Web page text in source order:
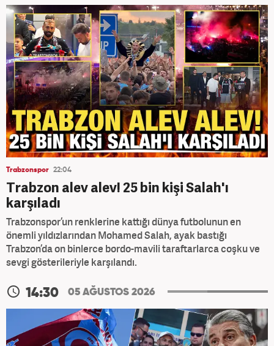
Trabzonspor 22:04
Trabzon alev alev! 25 bin kişi Salah'ı
karşıladı
Trabzonspor’un renklerine kattığı dünya futbolunun en
önemli yıldızlarından Mohamed Salah, ayak bastığı
Trabzon’da on binlerce bordo-mavili taraftarlarca coşku ve
sevgi gösterileriyle karşılandı.
14:30 05 AĞUSTOS 2026